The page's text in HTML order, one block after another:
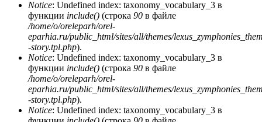
Notice: Undefined index: taxonomy_vocabulary_3 в
функции include() (строка 90 в файле
/home/o/oreleparh/orel-
eparhia.ru/public_html/sites/all/themes/
-story.tpl.php).
Notice: Undefined index: taxonomy_vocabulary_3 в
функции include() (строка 90 в файле
/home/o/oreleparh/orel-
eparhia.ru/public_html/sites/all/themes/
-story.tpl.php).
Notice: Undefined index: taxonomy_vocabulary_3 в